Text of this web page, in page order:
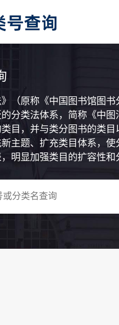
》（原称《中国图书馆图
分类法体系，简称《中
目，并与类分图书的类
主题、扩充类目体系，
明显加强类目的扩容性和